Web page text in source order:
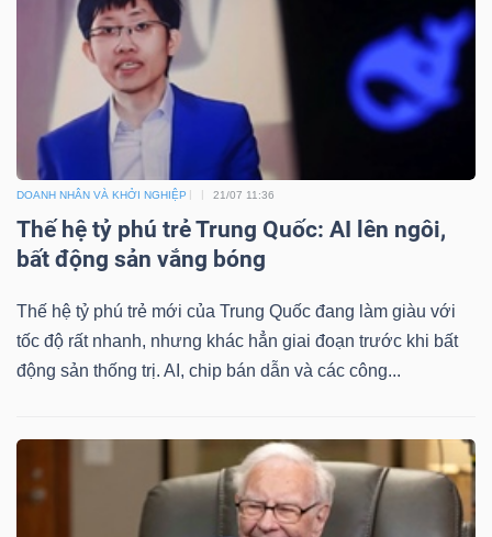
DOANH NHÂN VÀ KHỞI NGHIỆP 21/07 11:36
Thế hệ tỷ phú trẻ Trung Quốc: AI lên ngôi,
bất động sản vắng bóng
Thế hệ tỷ phú trẻ mới của Trung Quốc đang làm giàu với
tốc độ rất nhanh, nhưng khác hẳn giai đoạn trước khi bất
động sản thống trị. AI, chip bán dẫn và các công...